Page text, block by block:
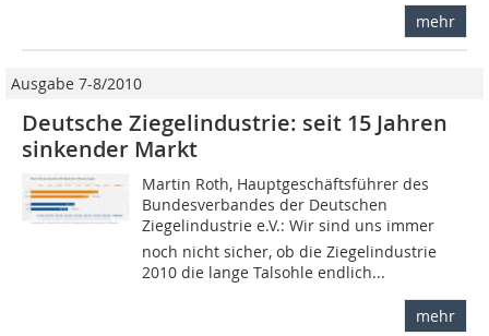
mehr
Ausgabe 7-8/2010
Deutsche Ziegelindustrie: seit 15 Jahren
sinkender Markt
Martin Roth, Hauptgeschäftsführer des
Bundesverbandes der Deutschen
Ziegelindustrie e.V.: Wir sind uns immer
noch nicht sicher, ob die Ziegelindustrie
2010 die lange Talsohle endlich...
mehr